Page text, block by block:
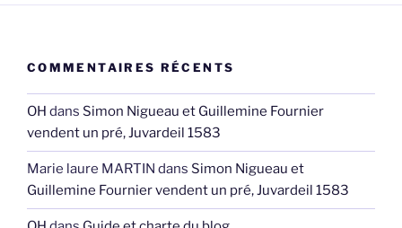
COMMENTAIRES RÉCENTS
OH dans Simon Nigueau et Guillemine Fournier
vendent un pré, Juvardeil 1583
Marie laure MARTIN dans Simon Nigueau et
Guillemine Fournier vendent un pré, Juvardeil 1583